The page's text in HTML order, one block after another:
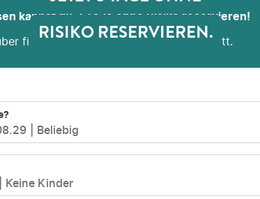
RISIKO RESERVIEREN.
kannst du 3 Tage ohne Risiko reservieren!
findest du im nächsten Buchungsschritt.
Beliebig
Keine Kinder